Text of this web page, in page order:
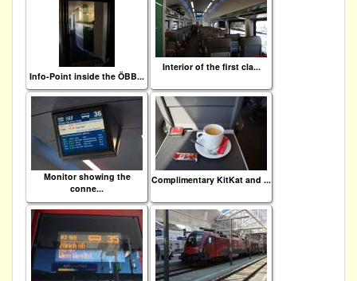
Info-Point inside the ÖBB...
Interior of the first cla...
Monitor showing the
conne...
Complimentary KitKat and ...